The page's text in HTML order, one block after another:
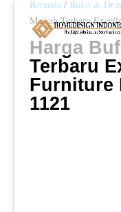
Beranda/ Bufet &
Mewah Terbaru
Harga
Terbaru
Furniture
1121